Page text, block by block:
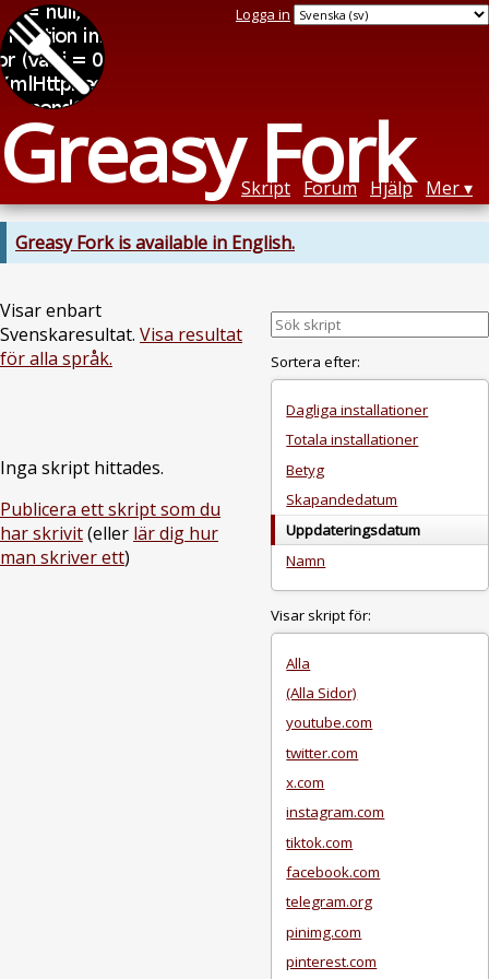
Greasy Fork
Logga in
Skript Forum Hjälp Mer
Greasy Fork is available in English.
Visar enbart
Svenskaresultat. Visa resultat
för alla språk.
Inga skript hittades.
Publicera ett skript som du
har skrivit(eller lär dig hur
man skriver ett)
Sortera efter:
Dagliga installationer
Totala installationer
Betyg
Skapandedatum
Uppdateringsdatum
Namn
Visar skript för:
Alla
(Alla Sidor)
youtube.com
twitter.com
x.com
instagram.com
tiktok.com
facebook.com
telegram.org
pinimg.com
pinterest.com